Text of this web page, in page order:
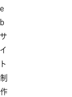
e
b
サ
イ
ト
制
作